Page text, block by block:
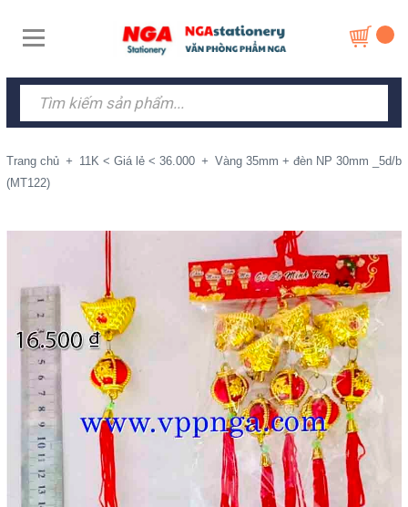
Trang chủ + 11K < Giá lẻ < 36.000 + Vàng 35mm + đèn NP 30mm _5d/b
(MT122)